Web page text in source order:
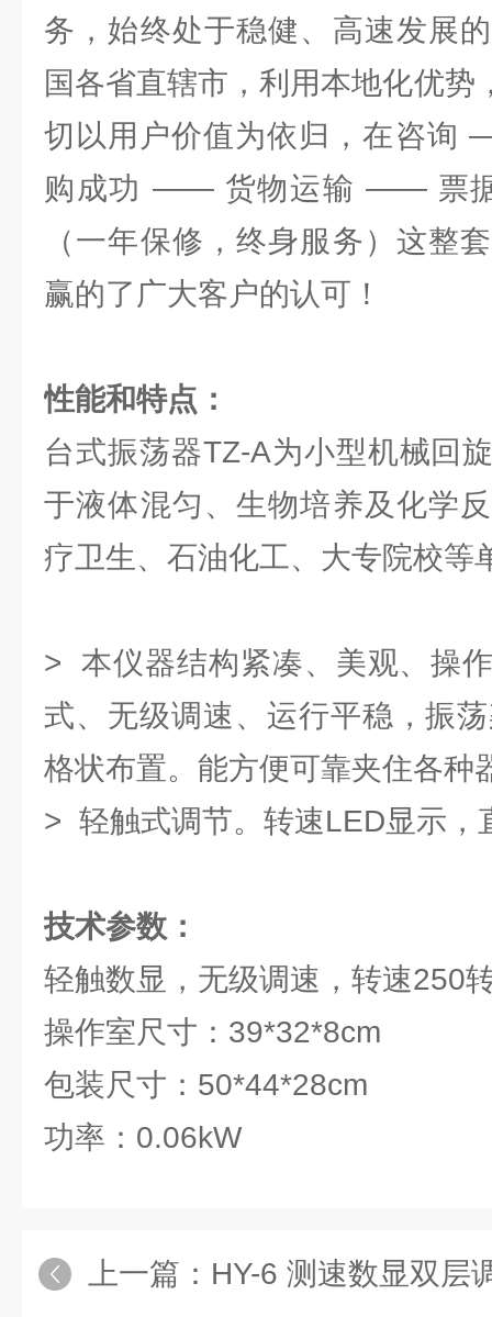
务，始终处于稳健、高速发展
国各省直辖市，利用本地化优势
切以用户价值为依归，在咨
购成功 —— 货物运输 —— 票
（一年保修，终身服务）这整
赢的了广大客户的认可！
性能和特点：
台式振荡器TZ-A为小型机械回
于液体混匀、生物培养及化学
疗卫生、石油化工、大专院校等
> 本仪器结构紧凑、美观、操
式、无级调速、运行平稳，振
格状布置。能方便可靠夹住各种
> 轻触式调节。转速LED显示，
技术参数：
轻触数显，无级调速，转速250
操作室尺寸：39*32*8cm
包装尺寸：50*44*28cm
功率：0.06kW
上一篇： HY-6 测速数显双层调速